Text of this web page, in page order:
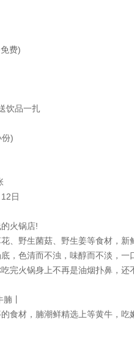
费)
饮品一扎
)
日
火锅店!
野生菌菇、野生姜等食材，新
色清而不浊，味醇而不淡，一
完火锅身上不再是油烟扑鼻，还
丨
材，腩潮鲜精选上等黄牛，吃